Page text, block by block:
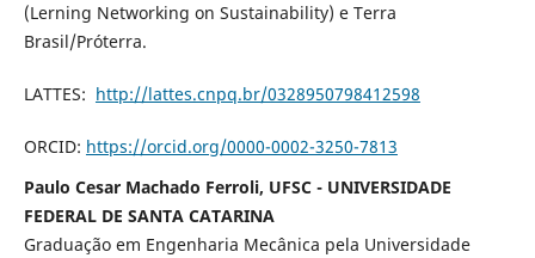
(Lerning Networking on Sustainability) e Terra
Brasil/Próterra.
LATTES: http://lattes.cnpq.br/0328950798412598
ORCID: https://orcid.org/0000-0002-3250-7813
Paulo Cesar Machado Ferroli, UFSC - UNIVERSIDADE
FEDERAL DE SANTA CATARINA
Graduação em Engenharia Mecânica pela Universidade